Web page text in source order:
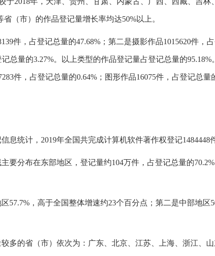
（市）的作品登记量增长率均达50%以上。
件，占登记总量的47.68%；第二是摄影作品1015620件，
总量的3.27%。以上类型的作品登记量占登记总量的
件，占登记总量的0.64%；图形作品16075件，占登记总
统计，2019年全国共完成计算机软件著作权登记1484448
要分布在东部地区，登记量约104万件，占登记总量的
57.7%，高于全国整体增速约23个百分点；第二是中部地区
多的省（市）依次为：广东、北京、江苏、上海、浙江、